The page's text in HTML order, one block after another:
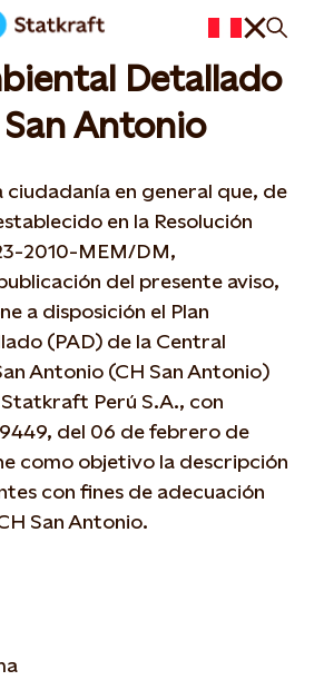
Detallado
Antonio
ciudadanía en general que, de
en la Resolución
2010-MEM/DM,
del presente aviso,
a disposición el Plan
(PAD) de la Central
Antonio (CH San Antonio)
Perú S.A., con
del 06 de febrero de
como objetivo la descripción
con fines de adecuación
San Antonio.